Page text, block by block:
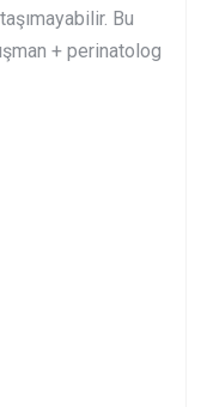
Bu
+ perinatolog